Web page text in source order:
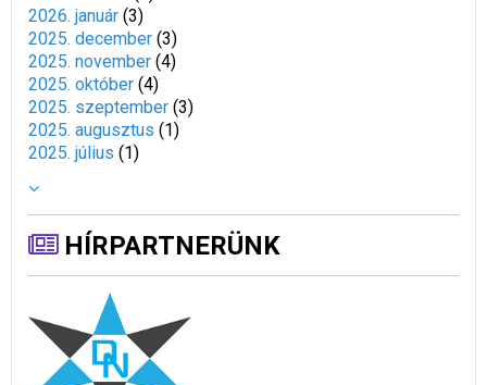
2026. január (3)
2025. december (3)
2025. november (4)
2025. október (4)
2025. szeptember (3)
2025. augusztus (1)
2025. július (1)
HÍRPARTNERÜNK